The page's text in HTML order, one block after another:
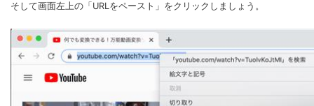
そして画面左上の「URLをペースト」をクリックしましょう。